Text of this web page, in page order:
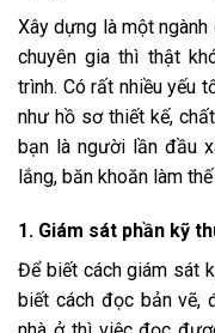
Xây dựng là một
chuyên gia thì thật
trình. Có rất nhiều yếu
như hồ sơ thiết kế,
bạn là người lần đầu
lắng, băn khoăn làm
1. Giám sát phần kỹ
Để biết cách giám sát
biết cách đọc bản vẽ,